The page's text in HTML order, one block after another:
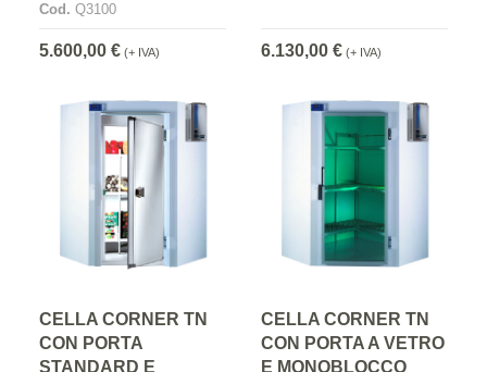
Cod. Q3100
5.600,00 € (+ IVA) 6.130,00 € (+ IVA)
CELLA CORNER TN
CON PORTA
STANDARD E
CELLA CORNER TN
CON PORTA A VETRO
E MONOBLOCCO